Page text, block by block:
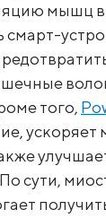
мышц
смарт-
того,
сути,